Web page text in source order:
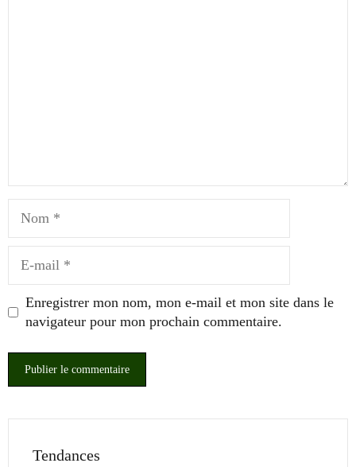
mail
Enregistrer mon nom, mon e-mail et mon site dans le
navigateur pour mon prochain commentaire.
Tendances